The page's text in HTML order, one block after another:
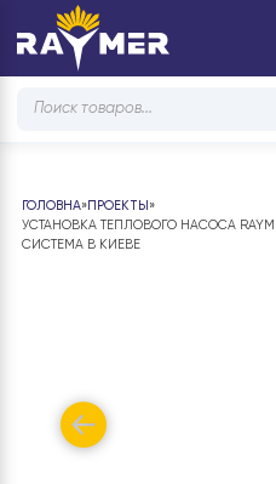
Products
ГОЛОВНА» ПРОЕКТЫ »
УСТАНОВКА ТЕПЛОВОГО НАСОСА